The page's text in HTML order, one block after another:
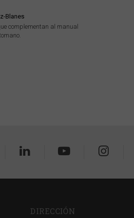
Blanes
complementan al manual
DIRECCIÓN